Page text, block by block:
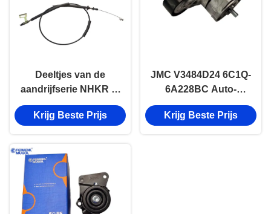
Deeltjes van de
aandrijfserie NHKR 8-
94416326
Krijg Beste Prijs
JMC V3484D24 6C1Q-
6A228BC Auto-
accessoires Lagers
Gordel Spanning
Krijg Beste Prijs